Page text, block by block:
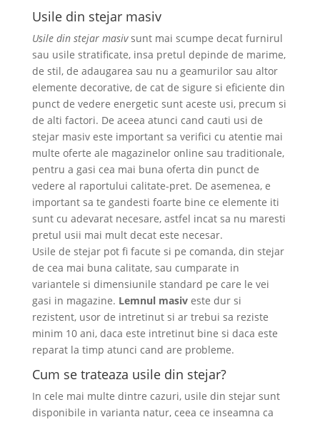
Usile din stejar masiv
Usile din stejar masivsunt mai scumpe decat furnirul
sau usile stratificate, insa pretul depinde de marime,
de stil, de adaugarea sau nu a geamurilor sau altor
elemente decorative, de cat de sigure si eficiente din
punct de vedere energetic sunt aceste usi, precum si
de alti factori. De aceea atunci cand cauti usi de
stejar masiv este important sa verifici cu atentie mai
multe oferte ale magazinelor online sau traditionale,
pentru a gasi cea mai buna oferta din punct de
vedere al raportului calitate-pret. De asemenea, e
important sa te gandesti foarte bine ce elemente iti
sunt cu adevarat necesare, astfel incat sa nu maresti
pretul usii mai mult decat este necesar.
Usile de stejar pot fi facute si pe comanda, din stejar
de cea mai buna calitate, sau cumparate in
variantele si dimensiunile standard pe care le vei
gasi in magazine. Lemnul masiveste dur si
rezistent, usor de intretinut si ar trebui sa reziste
minim 10 ani, daca este intretinut bine si daca este
reparat la timp atunci cand are probleme.
Cum se trateaza usile din stejar?
In cele mai multe dintre cazuri, usile din stejar sunt
disponibile in varianta natur, ceea ce inseamna ca